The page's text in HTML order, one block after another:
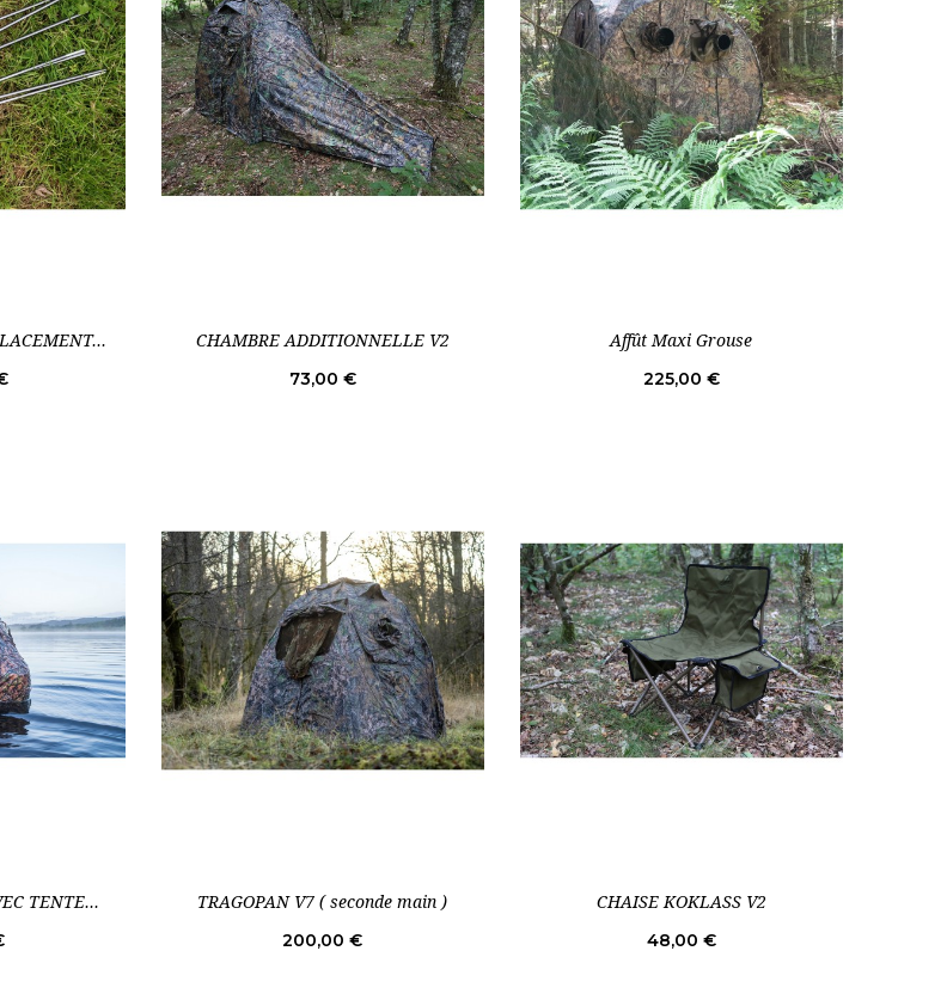
CHAMBRE ADDITIONNELLE V2
Prix
73,00 €
Affût Maxi Grouse
Prix
225,00 €
TENTE...
TRAGOPAN V7 ( seconde main )
Prix
200,00 €
CHAISE KOKLASS V2
Prix
48,00 €